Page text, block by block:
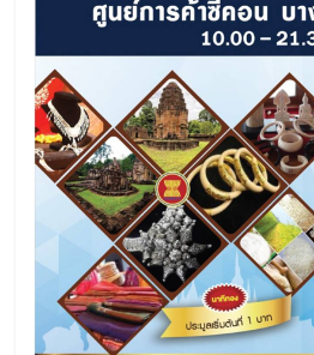
ไชส์,
รวม
แฟ
รน
ไชส์